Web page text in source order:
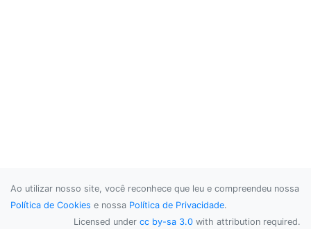
Ao utilizar nosso site, você reconhece que leu e compreendeu nossa
Política de Cookies e nossa Política de Privacidade.
Licensed under cc by-sa 3.0 with attribution required.